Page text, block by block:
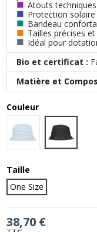
■ Atouts
■ Protection
■ Bandeau
■ Tailles précises
■ Idéal pour
Bio et certificat :
Matière et
Couleur
Light Blue
Black|Grey
Taille
One Size
38,70 €